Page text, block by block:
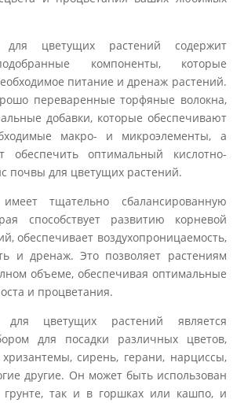
цветущих растений содержит
компоненты, которые
питание и дренаж растений.
переваренные торфяные волокна,
добавки, которые обеспечивают
макро- и микроэлементы, а
обеспечить оптимальный кислотно-
почвы для цветущих растений.
тщательно сбалансированную
способствует развитию корневой
обеспечивает воздухопроницаемость,
и дренаж. Это позволяет растениям
объеме, обеспечивая оптимальные
и процветания.
цветущих растений является
для посадки различных цветов,
сирень, герани, нарциссы,
другие. Он может быть использован
грунте, так и в горшках или кашпо, и